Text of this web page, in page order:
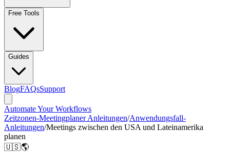
Free Tools
Guides
BlogFAQsSupport
Automate Your Workflows
Zeitzonen-Meetingplaner Anleitungen/Anwendungsfall-
Anleitungen/Meetings zwischen den USA und Lateinamerika
planen
🇺🇸🌎